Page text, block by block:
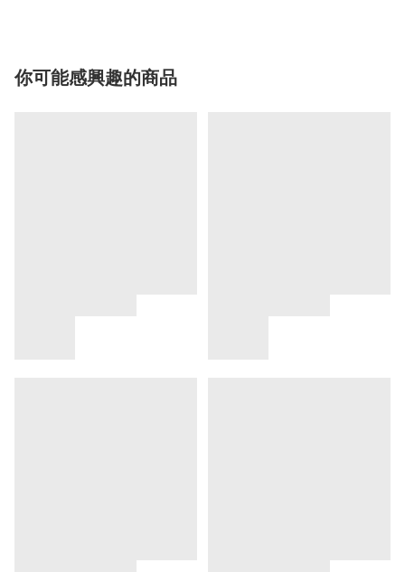
你可能感興趣的商品